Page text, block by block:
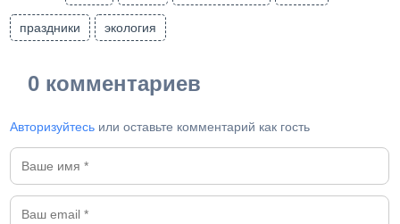
праздники экология
0 комментариев
Авторизуйтесь или оставьте комментарий как гость